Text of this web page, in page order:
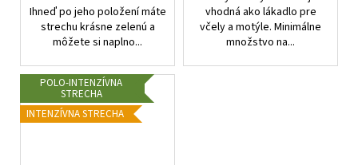
Ihneď po jeho položení máte
strechu krásne zelenú a
môžete si naplno...
vhodná ako lákadlo pre
včely a motýle. Minimálne
množstvo na...
POLO-INTENZÍVNA
STRECHA
INTENZÍVNA STRECHA